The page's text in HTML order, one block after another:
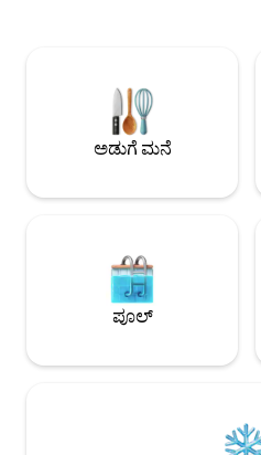
ಮಾಲ್ಟಾವನ್ನು ಸುಲಭವಾಗಿ ಅನುಭವಿಸಿ🌊 ಅತ್ಯುತ್ತಮ
ಸ್ಥಳ, ಅತ್ಯುತ್ತಮ ಸೌಕರ್ಯಗಳು ಮತ್ತು
ವಾಸ್ತವ್ಯವನ್ನು ಇಂದೇ ಖಚಿತಪಡಿಸಿಕೊಳ್ಳಿ
ಅಡುಗೆ ಮನೆ
ಪೂಲ್